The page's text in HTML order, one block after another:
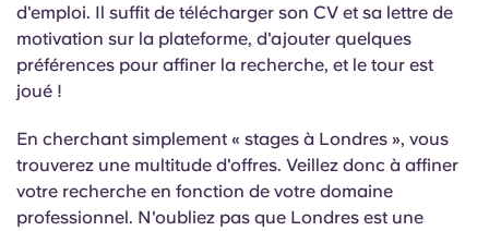
d'emploi. Il suffit de télécharger son CV et sa lettre de
motivation sur la plateforme, d'ajouter quelques
préférences pour affiner la recherche, et le tour est
joué !
En cherchant simplement « stages à Londres », vous
trouverez une multitude d'offres. Veillez donc à affiner
votre recherche en fonction de votre domaine
professionnel. N'oubliez pas que Londres est une